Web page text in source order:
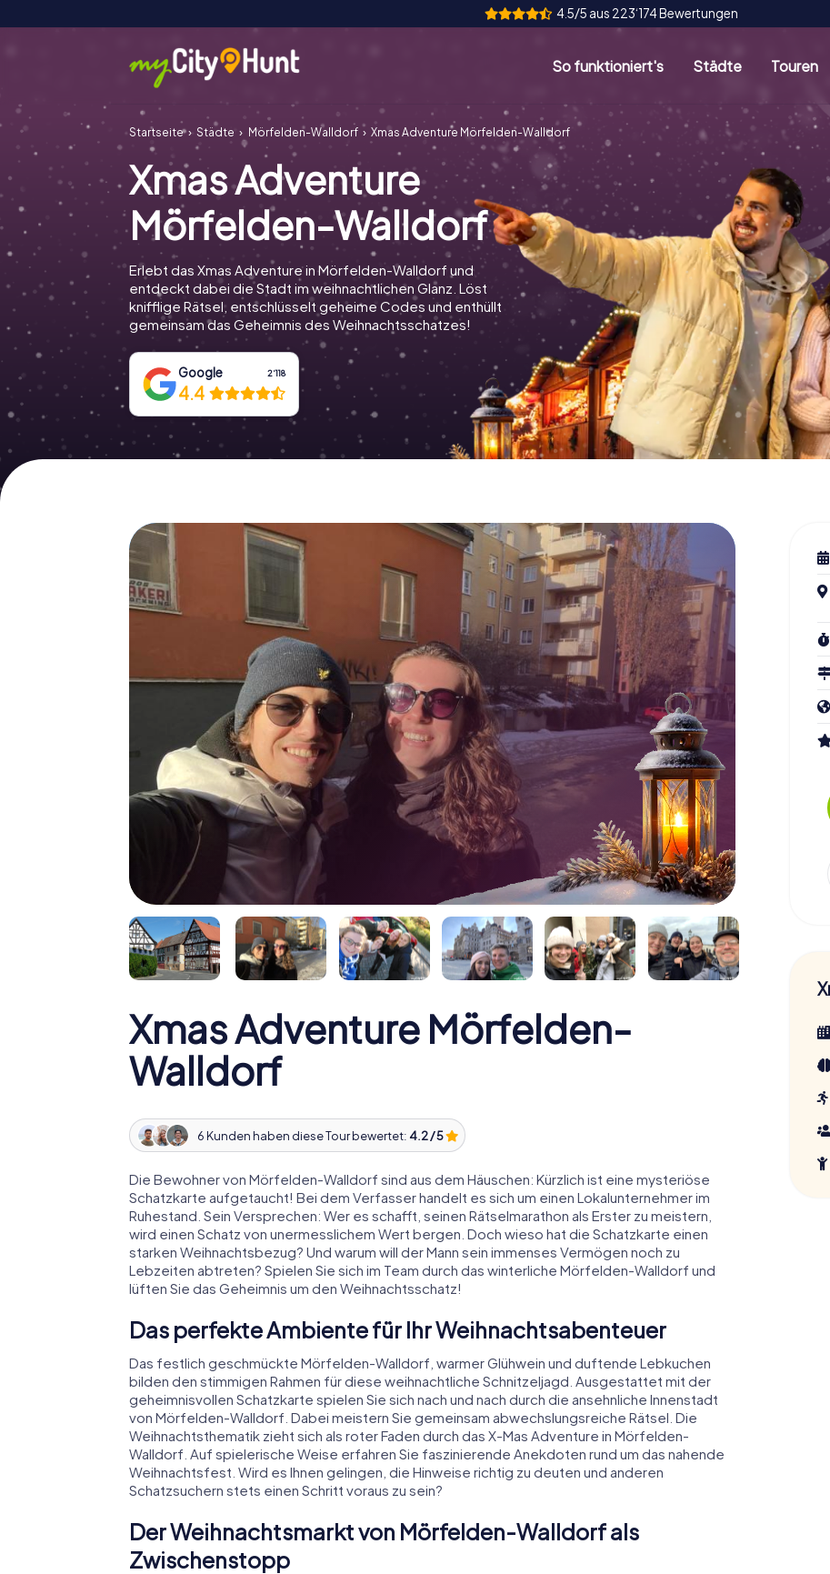
4.5/5 aus 223‘174 Bewertungen
So funktioniert's Städte Touren
Startseite Städte Mörfelden-Walldorf Xmas Adventure Mörfelden-Walldorf
Xmas Adventure
Mörfelden-Walldorf
Erlebt das Xmas Adventure in Mörfelden-Walldorf und
entdeckt dabei die Stadt im weihnachtlichen Glanz. Löst
knifflige Rätsel, entschlüsselt geheime Codes und enthüllt
gemeinsam das Geheimnis des Weihnachtsschatzes!
Google 2‘118
4.4
Xmas Adventure Mörfelden-
Walldorf
6 Kunden haben diese Tour bewertet: 4.2 / 5
Die Bewohner von Mörfelden-Walldorf sind aus dem Häuschen: Kürzlich ist eine mysteriöse
Schatzkarte aufgetaucht! Bei dem Verfasser handelt es sich um einen Lokalunternehmer im
Ruhestand. Sein Versprechen: Wer es schafft, seinen Rätselmarathon als Erster zu meistern,
wird einen Schatz von unermesslichem Wert bergen. Doch wieso hat die Schatzkarte einen
starken Weihnachtsbezug? Und warum will der Mann sein immenses Vermögen noch zu
Lebzeiten abtreten? Spielen Sie sich im Team durch das winterliche Mörfelden-Walldorf und
lüften Sie das Geheimnis um den Weihnachtsschatz!
Das perfekte Ambiente für Ihr Weihnachtsabenteuer
Das festlich geschmückte Mörfelden-Walldorf, warmer Glühwein und duftende Lebkuchen
bilden den stimmigen Rahmen für diese weihnachtliche Schnitzeljagd. Ausgestattet mit der
geheimnisvollen Schatzkarte spielen Sie sich nach und nach durch die ansehnliche Innenstadt
von Mörfelden-Walldorf. Dabei meistern Sie gemeinsam abwechslungsreiche Rätsel. Die
Weihnachtsthematik zieht sich als roter Faden durch das X-Mas Adventure in Mörfelden-
Walldorf. Auf spielerische Weise erfahren Sie faszinierende Anekdoten rund um das nahende
Weihnachtsfest. Wird es Ihnen gelingen, die Hinweise richtig zu deuten und anderen
Schatzsuchern stets einen Schritt voraus zu sein?
Der Weihnachtsmarkt von Mörfelden-Walldorf als
Zwischenstopp